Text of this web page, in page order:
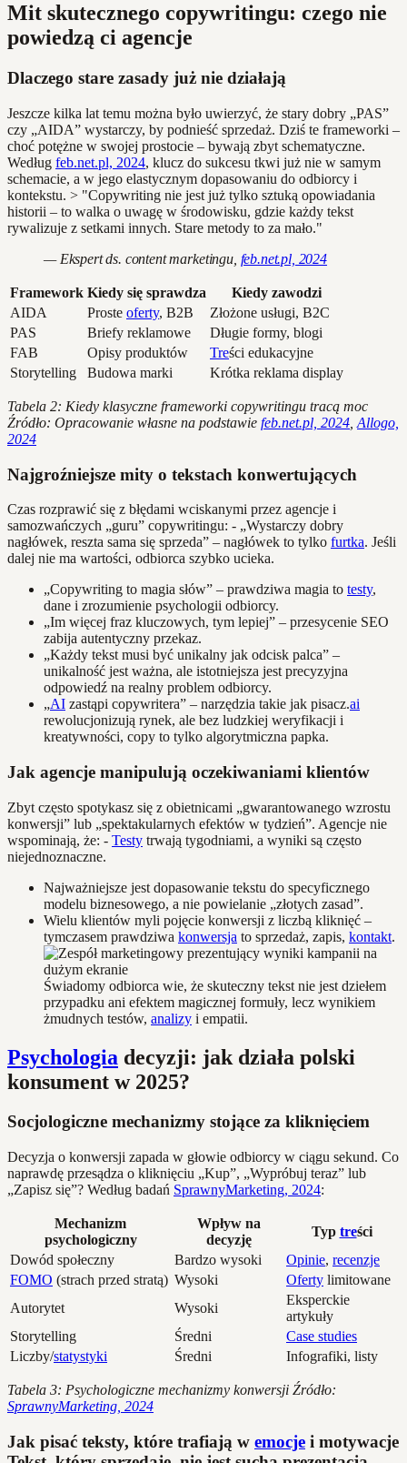
Mit skutecznego copywritingu: czego nie
powiedzą ci agencje
Dlaczego stare zasady już nie działają
Jeszcze kilka lat temu można było uwierzyć, że stary dobry „PAS”
czy „AIDA” wystarczy, by podnieść sprzedaż. Dziś te frameworki –
choć potężne w swojej prostocie – bywają zbyt schematyczne.
Według feb.net.pl, 2024, klucz do sukcesu tkwi już nie w samym
schemacie, a w jego elastycznym dopasowaniu do odbiorcy i
kontekstu. > "Copywriting nie jest już tylko sztuką opowiadania
historii – to walka o uwagę w środowisku, gdzie każdy tekst
rywalizuje z setkami innych. Stare metody to za mało."
— Ekspert ds. content marketingu, feb.net.pl, 2024
Framework Kiedy się sprawdza
Kiedy zawodzi
AIDA
Proste oferty, B2B
Złożone usługi, B2C
PAS
Briefy reklamowe
Długie formy, blogi
FAB
Opisy produktów Treści edukacyjne
Storytelling
Budowa marki Krótka reklama display
Tabela 2: Kiedy klasyczne frameworki copywritingu tracą moc
Źródło: Opracowanie własne na podstawie feb.net.pl, 2024 Allogo,
2024
Najgroźniejsze mity o tekstach konwertujących
Czas rozprawić się z błędami wciskanymi przez agencje i
samozwańczych „guru” copywritingu: - „Wystarczy dobry
nagłówek, reszta sama się sprzeda” – nagłówek to tylko furtka. Jeśli
dalej nie ma wartości, odbiorca szybko ucieka.
„Copywriting to magia słów” – prawdziwa magia to testy,
dane i zrozumienie psychologii odbiorcy.
„Im więcej fraz kluczowych, tym lepiej” – przesycenie SEO
zabija autentyczny przekaz.
„Każdy tekst musi być unikalny jak odcisk palca” –
unikalność jest ważna, ale istotniejsza jest precyzyjna
odpowiedź na realny problem odbiorcy.
„AI zastąpi copywritera” – narzędzia takie jak pisacz.ai
rewolucjonizują rynek, ale bez ludzkiej weryfikacji i
kreatywności, copy to tylko algorytmiczna papka.
Jak agencje manipulują oczekiwaniami klientów
Zbyt często spotykasz się z obietnicami „gwarantowanego wzrostu
konwersji” lub „spektakularnych efektów w tydzień”. Agencje nie
wspominają, że: - Testy trwają tygodniami, a wyniki są często
niejednoznaczne.
Najważniejsze jest dopasowanie tekstu do specyficznego
modelu biznesowego, a nie powielanie „złotych zasad”.
Wielu klientów myli pojęcie konwersji z liczbą kliknięć –
tymczasem prawdziwa konwersja to sprzedaż, zapis, kontakt.
Świadomy odbiorca wie, że skuteczny tekst nie jest dziełem
przypadku ani efektem magicznej formuły, lecz wynikiem
żmudnych testów, analizy i empatii.
Psychologia decyzji: jak działa polski
konsument w 2025?
Socjologiczne mechanizmy stojące za kliknięciem
Decyzja o konwersji zapada w głowie odbiorcy w ciągu sekund. Co
naprawdę przesądza o kliknięciu „Kup”, „Wypróbuj teraz” lub
„Zapisz się”? Według badań SprawnyMarketing, 2024:
Mechanizm
psychologiczny
Wpływ na
decyzję
Typ treści
Dowód społeczny
Bardzo wysoki Opinie, recenzje
FOMO (strach przed stratą) Wysoki Oferty limitowane
Autorytet
Wysoki
Eksperckie
artykuły
Storytelling
Średni
Case studies
Liczby/statystyki Średni Infografiki, listy
Tabela 3: Psychologiczne mechanizmy konwersji Źródło:
SprawnyMarketing, 2024
Jak pisać teksty, które trafiają w emocje i motywacje